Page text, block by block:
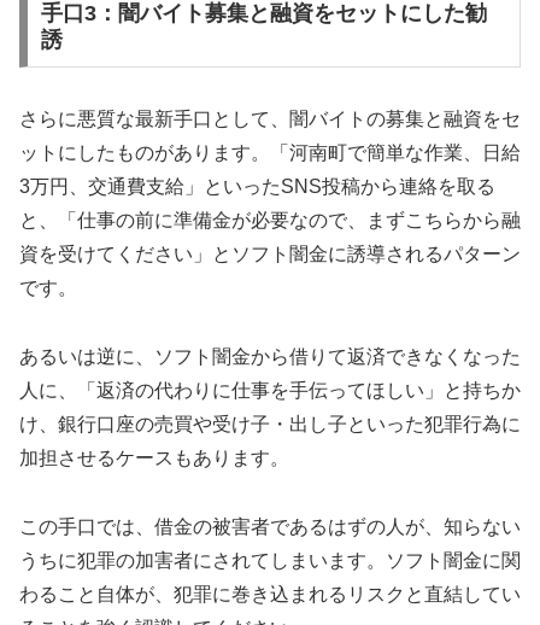
手口3：闇バイト募集と融資をセットにした勧
誘
さらに悪質な最新手口として、闇バイトの募集と融資をセ
ットにしたものがあります。「河南町で簡単な作業、日給
3万円、交通費支給」といったSNS投稿から連絡を取る
と、「仕事の前に準備金が必要なので、まずこちらから融
資を受けてください」とソフト闇金に誘導されるパターン
です。
あるいは逆に、ソフト闇金から借りて返済できなくなった
人に、「返済の代わりに仕事を手伝ってほしい」と持ちか
け、銀行口座の売買や受け子・出し子といった犯罪行為に
加担させるケースもあります。
この手口では、借金の被害者であるはずの人が、知らない
うちに犯罪の加害者にされてしまいます。ソフト闇金に関
わること自体が、犯罪に巻き込まれるリスクと直結してい